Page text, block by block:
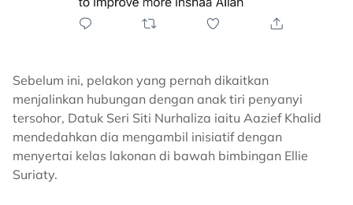
Sebelum ini, pelakon yang pernah dikaitkan
menjalinkan hubungan dengan anak tiri penyanyi
tersohor, Datuk Seri Siti Nurhaliza iaitu Aazief Khalid
mendedahkan dia mengambil inisiatif dengan
menyertai kelas lakonan di bawah bimbingan Ellie
Suriaty.